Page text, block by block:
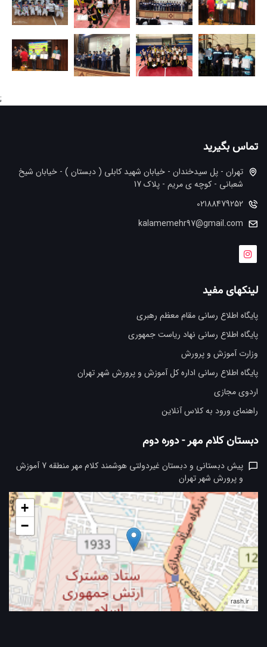
;
تماس بگیرید
تهران - پل سیدخندان - خیابان شهید کابلی ( دبستان ) - خیابان شیخ
شعبانی - کوچه ی مریم - پلاک 17
02188479252
kalamemehr97@gmail.com
لینکهای مفید
پایگاه اطلاع رسانی مقام معظم رهبری
پایگاه اطلاع رسانی نهاد ریاست جمهوری
وزارت آموزش و پرورش
پایگاه اطلاع رسانی اداره کل آموزش و پرورش شهر تهران
اردوی مجازی
راهنمای ورود به کلاس آنلاین
دبستان کلام مهر - دوره دوم
پیش دبستانی و دبستان غیردولتی هوشمند کلام مهر منطقه 7 آموزش
و پرورش شهر تهران
+
−
rash.ir